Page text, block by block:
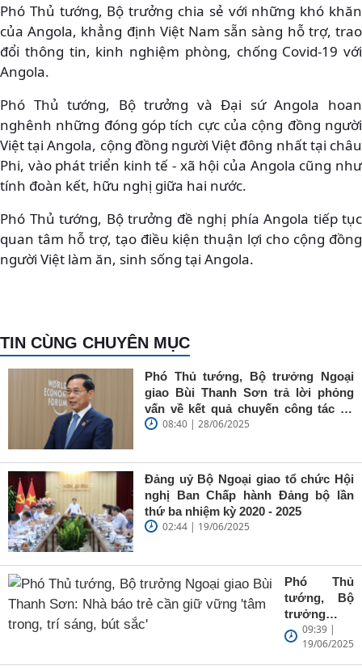
Phó Thủ tướng, Bộ trưởng chia sẻ với những khó khăn
của Angola, khẳng định Việt Nam sẵn sàng hỗ trợ, trao
đổi thông tin, kinh nghiệm phòng, chống Covid-19 với
Angola.
Phó Thủ tướng, Bộ trưởng và Đại sứ Angola hoan
nghênh những đóng góp tích cực của cộng đồng người
Việt tại Angola, cộng đồng người Việt đông nhất tại châu
Phi, vào phát triển kinh tế - xã hội của Angola cũng như
tính đoàn kết, hữu nghị giữa hai nước.
Phó Thủ tướng, Bộ trưởng đề nghị phía Angola tiếp tục
quan tâm hỗ trợ, tạo điều kiện thuận lợi cho cộng đồng
người Việt làm ăn, sinh sống tại Angola.
TIN CÙNG CHUYÊN MỤC
Phó Thủ tướng, Bộ trưởng Ngoại
giao Bùi Thanh Sơn trả lời phỏng
vấn về kết quả chuyến công tác tại
Trung Quốc của Thủ tướng Chính
08:40 | 28/06/2025
Đảng uỷ Bộ Ngoại giao tổ chức Hội
nghị Ban Chấp hành Đảng bộ lần
thứ ba nhiệm kỳ 2020 - 2025
02:44 | 19/06/2025
Phó Thủ
tướng, Bộ
trưởng
Ngoại giao
Bùi Thanh
Sơn: Nhà
09:39 |
19/06/2025